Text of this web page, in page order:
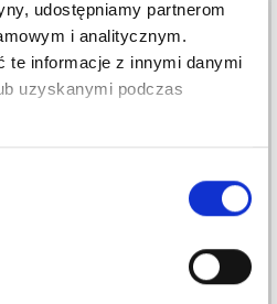
udostępniamy partnerom
i analitycznym.
te informacje z innymi danymi
uzyskanymi podczas
SCHEEPJES SPIRIT